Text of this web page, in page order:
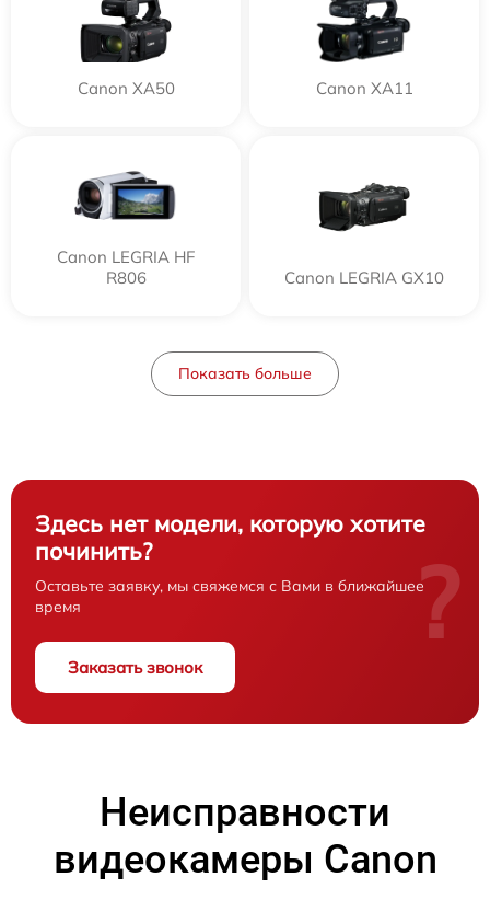
Canon XA50 Canon XA11
Canon LEGRIA HF
R806
Canon LEGRIA GX10
Показать больше
Здесь нет модели, которую хотите
починить?
Оставьте заявку, мы свяжемся с Вами в ближайшее
время
Заказать звонок
?
Неисправности
видеокамеры Canon